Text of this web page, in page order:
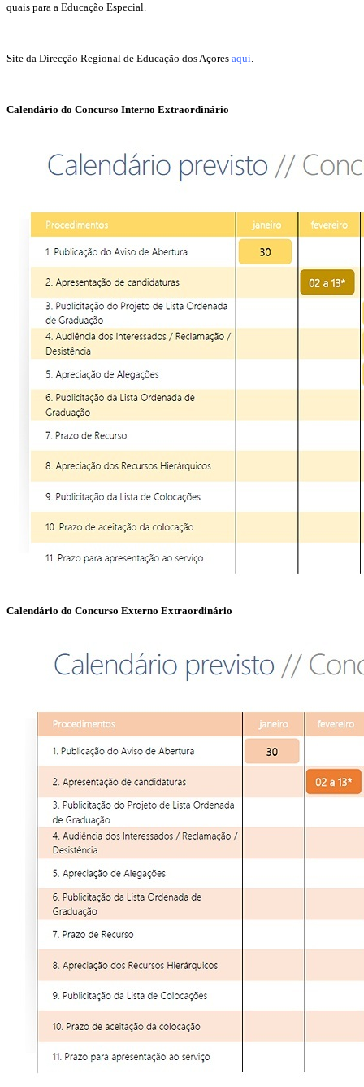
quais para a Educação Especial.
Site da Direcção Regional de Educação dos Açores aqui
Calendário do Concurso Interno Extraordinário
Calendário do Concurso Externo Extraordinário